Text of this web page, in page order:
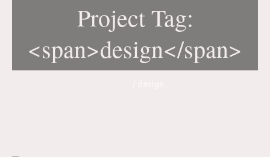
Project Tag:
<span>design</span>